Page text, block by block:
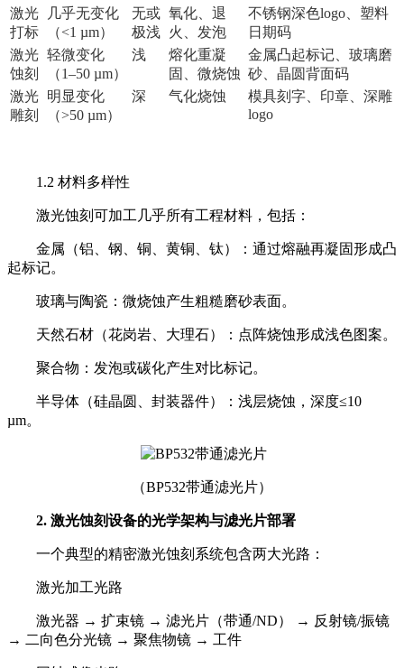
激光
打标
几乎无变化
（<1 µm）
无或
极浅
氧化、退
火、发泡
不锈钢深色logo、塑料
日期码
激光
蚀刻
轻微变化
（1–50 µm）
浅
熔化重凝
固、微烧蚀
金属凸起标记、玻璃磨
砂、晶圆背面码
激光
雕刻
明显变化
（>50 µm）
深 气化烧蚀
模具刻字、印章、深雕
logo
1.2 材料多样性
激光蚀刻可加工几乎所有工程材料，包括：
金属（铝、钢、铜、黄铜、钛）：通过熔融再凝固形成凸
起标记。
玻璃与陶瓷：微烧蚀产生粗糙磨砂表面。
天然石材（花岗岩、大理石）：点阵烧蚀形成浅色图案。
聚合物：发泡或碳化产生对比标记。
半导体（硅晶圆、封装器件）：浅层烧蚀，深度≤10
µm。
（BP532带通滤光片）
2. 激光蚀刻设备的光学架构与滤光片部署
一个典型的精密激光蚀刻系统包含两大光路：
激光加工光路
激光器 → 扩束镜 → 滤光片（带通/ND） → 反射镜/振镜
→ 二向色分光镜 → 聚焦物镜 → 工件